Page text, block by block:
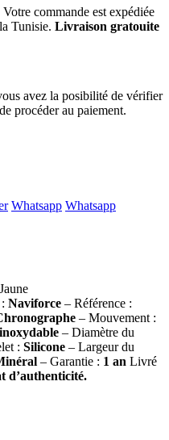
commande est expédiée
Tunisie. Livraison gratouite
avez la posibilité de vérifier
procéder au paiement.
Whatsapp Whatsapp
Naviforce – Référence :
– Mouvement :
– Diamètre du
: Silicone – Largeur du
– Garantie : 1 an Livré
d’authenticité.